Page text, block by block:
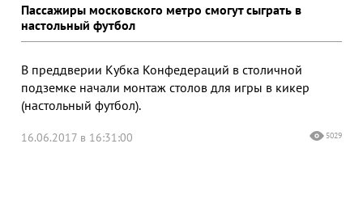
Пассажиры московского метро смогут сыграть в
настольный футбол
В преддверии Кубка Конфедераций в столичной
подземке начали монтаж столов для игры в кикер
(настольный футбол).
16.06.2017 в 16:31:00 5029